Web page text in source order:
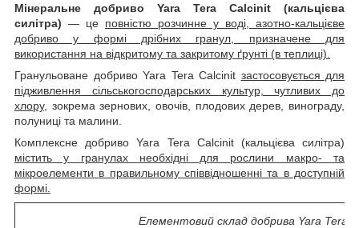
Мінеральне добриво Yara Tera Calcinit (кальцієва
силітра) — це повністю розчинне у воді, азотно-кальцієве
добриво у формі дрібних гранул, призначене для
використання на відкритому та закритому ґрунті (в теплиці).
Гранульоване добриво Yara Tera Calcinit застосовується для
підживлення сільськогосподарських культур, чутливих до
хлору, зокрема зернових, овочів, плодових дерев, винограду,
полуниці та малини.
Комплексне добриво Yara Tera Calcinit (кальцієва силітра)
містить у гранулах необхідні для рослини макро- та
мікроелементи в правильному співвідношенні та в доступній
формі.
Елементовий склад добрива Yara Tera